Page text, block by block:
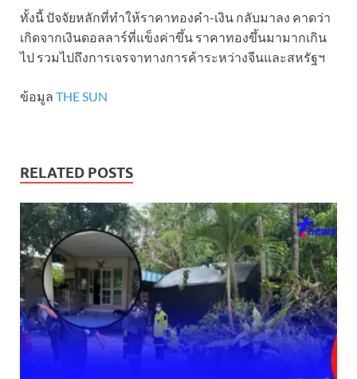
ทั้งนี้ ปัจจัยหลักที่ทำให้ราคาทองคำ-เงิน กลับมาลง คาดว่า
เกิดจากเงินดอลลาร์ที่แข็งค่าขึ้น ราคาทองขึ้นมามากเกิน
ไป รวมไปถึงการเจรจาทางการค้าระหว่างจีนและสหรัฐฯ
ข้อมูล THE SUN
RELATED POSTS